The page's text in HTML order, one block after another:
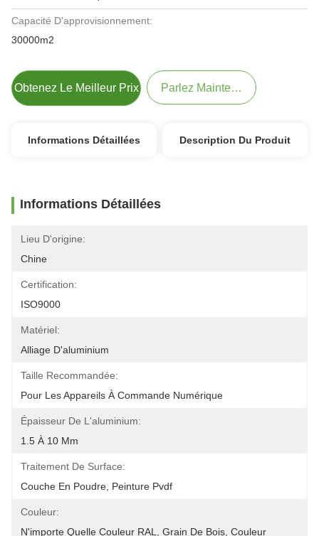
Capacité D'approvisionnement:
30000m2
Obtenez Le Meilleur Prix Parlez Maintenant.
Informations Détaillées Description Du Produit
Informations Détaillées
Lieu D'origine:
Chine
Certification:
ISO9000
Matériel:
Alliage D'aluminium
Taille Recommandée:
Pour Les Appareils À Commande Numérique
Épaisseur De L'aluminium:
1.5 À 10 Mm
Traitement De Surface:
Couche En Poudre, Peinture Pvdf
Couleur:
N'importe Quelle Couleur RAL, Grain De Bois, Couleur